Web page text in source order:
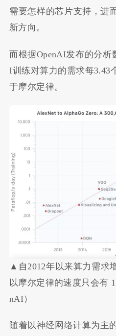
需要怎样的芯片支持，进
新方向。
而根据OpenAI发布的分析
I训练对算力的需求每3.43
于摩尔定律。
▲自2012年以来算力需求
以摩尔定律的速度只会有
nAI）
随着以神经网络计算为主